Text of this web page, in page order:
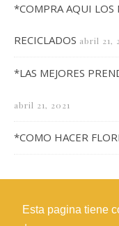
Esta pagina tiene
*COMPRA AQUI LOS
RECICLADOS abril 21,
*LAS MEJORES
abril 21, 2021
*COMO HACER